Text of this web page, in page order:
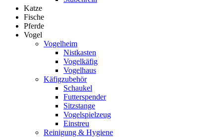
Katze
Fische
Pferde
Vogel
Vogelheim
Nistkasten
Vogelkäfig
Vogelhaus
Käfigzubehör
Schaukel
Futterspender
Sitzstange
Vogelspielzeug
Einstreu
Reinigung & Hygiene